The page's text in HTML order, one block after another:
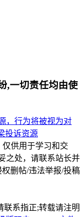
,一切责任均由使
，行为将被视为对
投诉资源
仅供用于学习和交
之处，请联系站长并
删帖/违法举报/投稿
联系指正;转载请注明